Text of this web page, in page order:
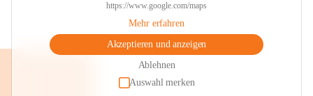
https://www.google.com/maps
Mehr erfahren
Akzeptieren und anzeigen
Ablehnen
Auswahl merken